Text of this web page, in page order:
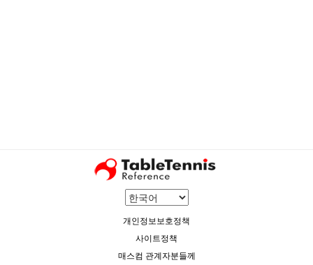
개인정보보호정책
사이트정책
매스컴 관계자분들께